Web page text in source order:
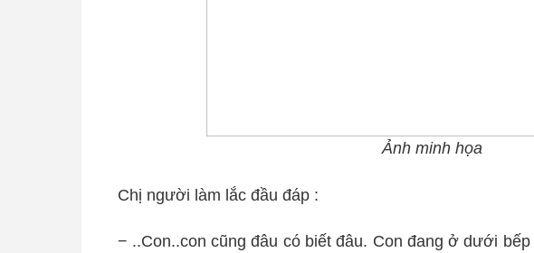
Ảnh minh họa
Chị người làm lắc đầu đáp :
− ..Con..con cũng đâu có biết đâu. Con đang ở dưới